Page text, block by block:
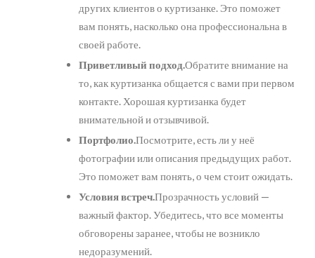
других клиентов о куртизанке. Это поможет
вам понять, насколько она профессиональна в
своей работе.
Приветливый подход.Обратите внимание на
то, как куртизанка общается с вами при первом
контакте. Хорошая куртизанка будет
внимательной и отзывчивой.
Портфолио.Посмотрите, есть ли у неё
фотографии или описания предыдущих работ.
Это поможет вам понять, о чем стоит ожидать.
Условия встреч.Прозрачность условий —
важный фактор. Убедитесь, что все моменты
обговорены заранее, чтобы не возникло
недоразумений.